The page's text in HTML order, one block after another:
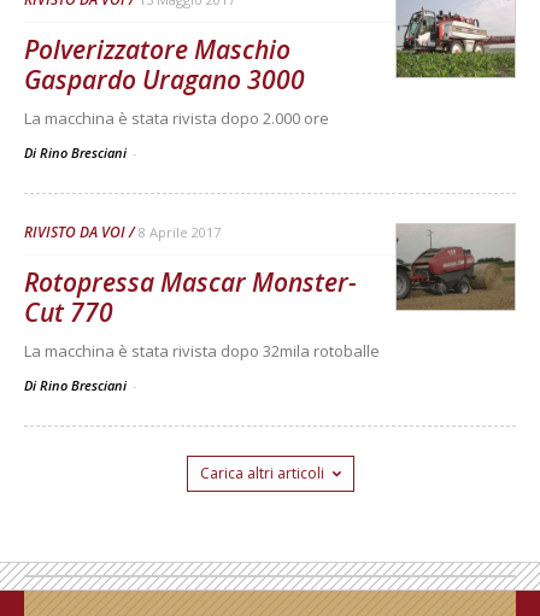
Polverizzatore Maschio
Gaspardo Uragano 3000
La macchina è stata rivista dopo 2.000 ore
Di Rino Bresciani -
RIVISTO DA VOI 8 Aprile 2017
Rotopressa Mascar Monster-
Cut 770
La macchina è stata rivista dopo 32mila rotoballe
Di Rino Bresciani -
Carica altri articoli